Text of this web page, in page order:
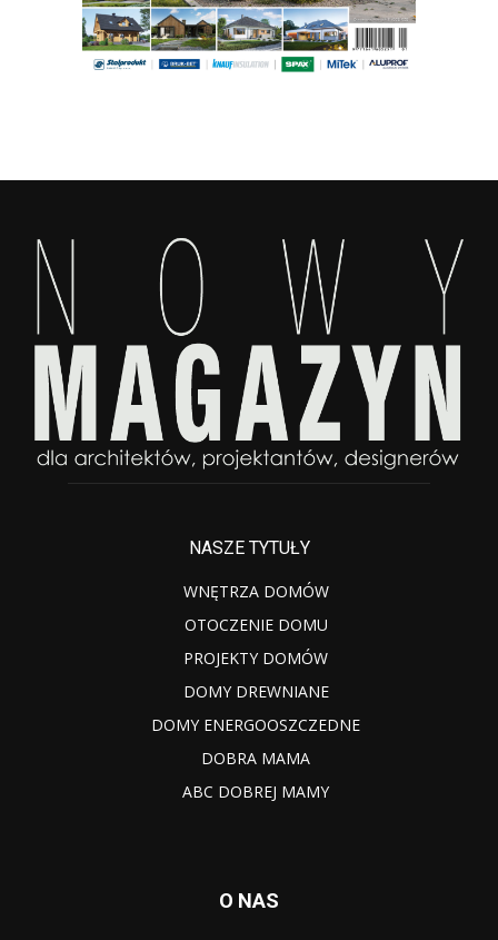
NASZE TYTUŁY
WNĘTRZA DOMÓW
OTOCZENIE DOMU
PROJEKTY DOMÓW
DOMY DREWNIANE
DOMY ENERGOOSZCZEDNE
DOBRA MAMA
ABC DOBREJ MAMY
O NAS